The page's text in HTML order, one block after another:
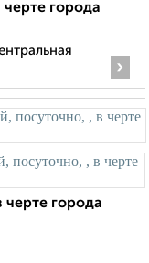
города
›
города